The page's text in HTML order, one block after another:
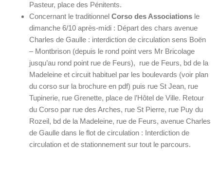
Pasteur, place des Pénitents.
Concernant le traditionnel Corso des Associations le
dimanche 6/10 après-midi : Départ des chars avenue
Charles de Gaulle : interdiction de circulation sens Boën
– Montbrison (depuis le rond point vers Mr Bricolage
jusqu’au rond point rue de Feurs), rue de Feurs, bd de la
Madeleine et circuit habituel par les boulevards (voir plan
du corso sur la brochure en pdf) puis rue St Jean, rue
Tupinerie, rue Grenette, place de l’Hôtel de Ville. Retour
du Corso par rue des Arches, rue St Pierre, rue Puy du
Rozeil, bd de la Madeleine, rue de Feurs, avenue Charles
de Gaulle dans le flot de circulation : Interdiction de
circulation et de stationnement sur tout le parcours.